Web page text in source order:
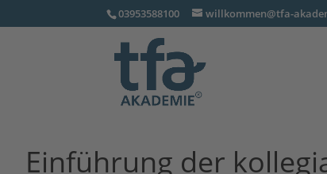
03953588100 willkommen@tfa-
Einführung der